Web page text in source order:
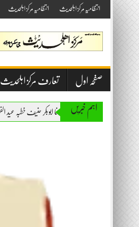
Skip
to
content
انتظامیہ مرکز اہلحدیث انتظامیہ مرکز اہلحدیث
صفحہ اول تعارف مرکز اہلحدیث
اہم خبریں
مولانا ابوبکر حنیف خطبہ عید الفطر 2023-04-22